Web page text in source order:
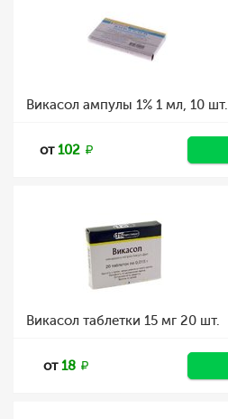
Викасол ампулы 1% 1 мл, 10 шт.
от102
Викасол таблетки 15 мг 20 шт.
от18